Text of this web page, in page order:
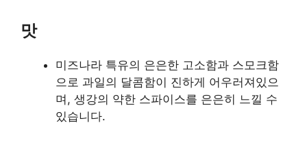
맛
미즈나라 특유의 은은한 고소함과 스모크함
으로 과일의 달콤함이 진하게 어우러져있으
며, 생강의 약한 스파이스를 은은히 느낄 수
있습니다.